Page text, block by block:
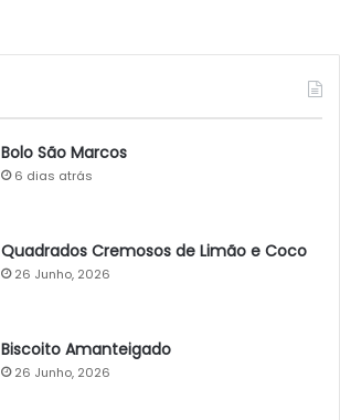
Bolo São Marcos
6 dias atrás
Quadrados Cremosos de Limão e Coco
26 Junho, 2026
Biscoito Amanteigado
26 Junho, 2026